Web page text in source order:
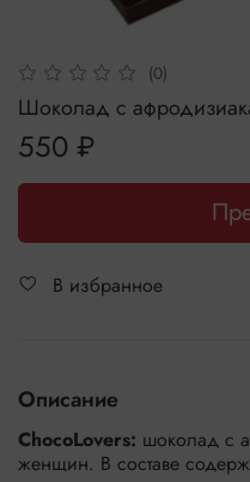
(0)
Шоколад с
550 ₽
В избранное
Описание
ChocoLovers: шоколад с
женщин. В составе